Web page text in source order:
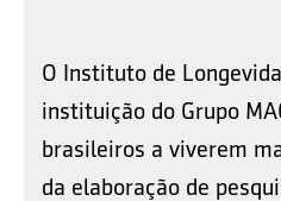
O Instituto de
instituição do Grupo
brasileiros a viverem
da elaboração de